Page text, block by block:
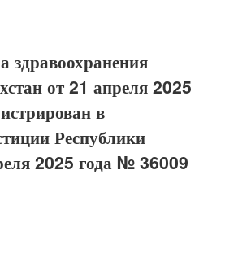
от 21 апреля 2025
в
Республики
2025 года № 36009